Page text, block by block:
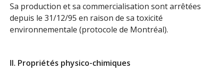
Sa production et sa commercialisation sont arrêtées
depuis le 31/12/95 en raison de sa toxicité
environnementale (protocole de Montréal).
II. Propriétés physico-chimiques